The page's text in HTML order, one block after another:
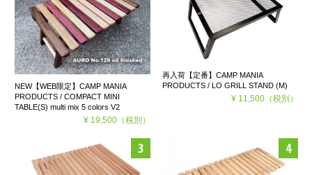
NEW【WEB限定】CAMP MANIA
PRODUCTS / COMPACT MINI
TABLE(S) multi mix 5 colors V2
¥ 19,500（税別）
再入荷【定番】CAMP MANIA
PRODUCTS / LO GRILL STAND (M)
¥ 11,500（税別）